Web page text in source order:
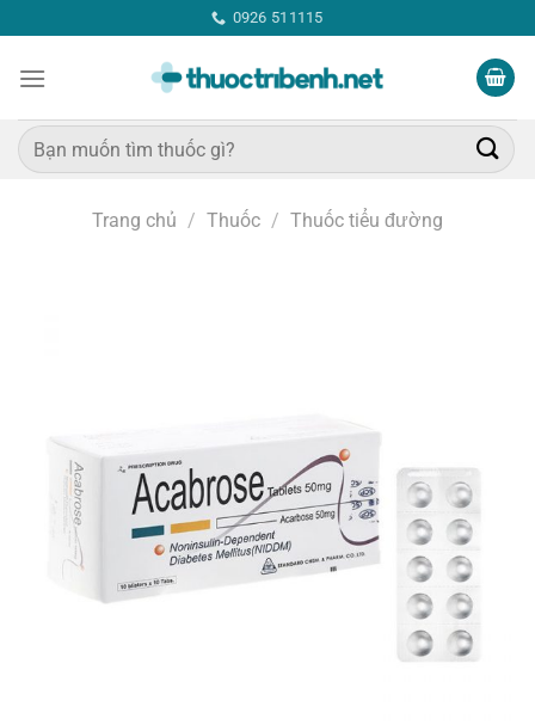
qua
nội
0926 511115
Tìm
kiếm:
Trang chủ / Thuốc / Thuốc tiểu đường